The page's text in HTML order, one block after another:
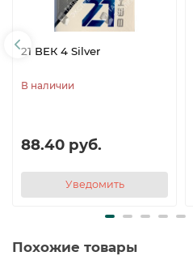
21 ВЕК 4 Silver
В наличии
88.40 руб.
Уведомить
Похожие товары